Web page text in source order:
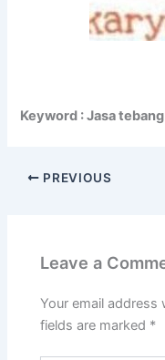
Keyword : Jasa
PREVIOUS
Leave a
Your email address
fields are marked *